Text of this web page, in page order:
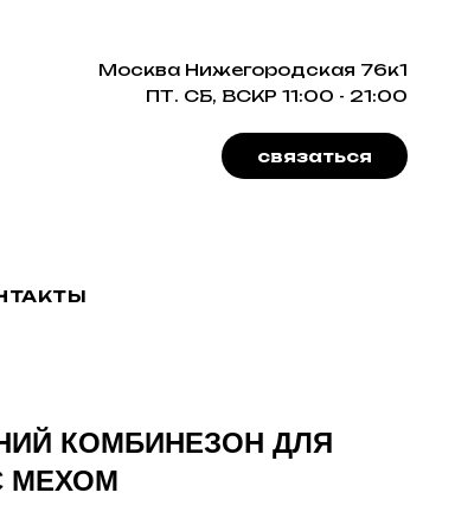
Москва Нижегородская 76к1
ПТ. СБ, ВСКР 11:00 - 21:00
связаться
КОМБИНЕЗОН ДЛЯ
МЕХОМ